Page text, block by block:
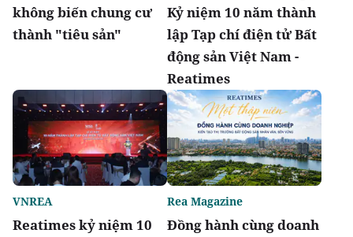
không biến chung cư
thành "tiêu sản"
Kỷ niệm 10 năm thành
lập Tạp chí điện tử Bất
động sản Việt Nam -
Reatimes
Reatimes kỷ niệm 10
VNREA
Đồng hành cùng doanh
Rea Magazine